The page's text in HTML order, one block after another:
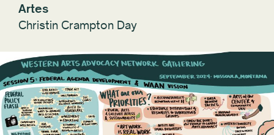
Artes
Christin Crampton Day